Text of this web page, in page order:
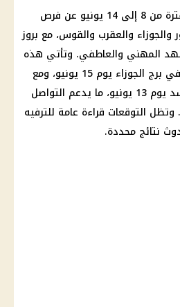
تكشف توقعات الأبراج للفترة من 8 إلى 14 يونيو عن فرص
والجوزاء والعقرب والقوس، مع بروز
المهني والعاطفي. وتأتي هذه
الأجواء قبل القمر الجديد في برج الجوزاء يوم 15 يونيو، ومع
انتقال الزهرة إلى برج الأسد يوم 13 يونيو، ما يدعم التواصل
وتظل التوقعات قراءة عامة للترفيه
نتائج محددة.